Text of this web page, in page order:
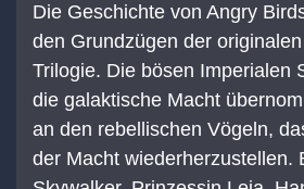
Die Geschichte von Angry
den Grundzügen der
Trilogie. Die bösen Imperialen
die galaktische Macht
an den rebellischen Vögeln,
der Macht wiederherzustellen.